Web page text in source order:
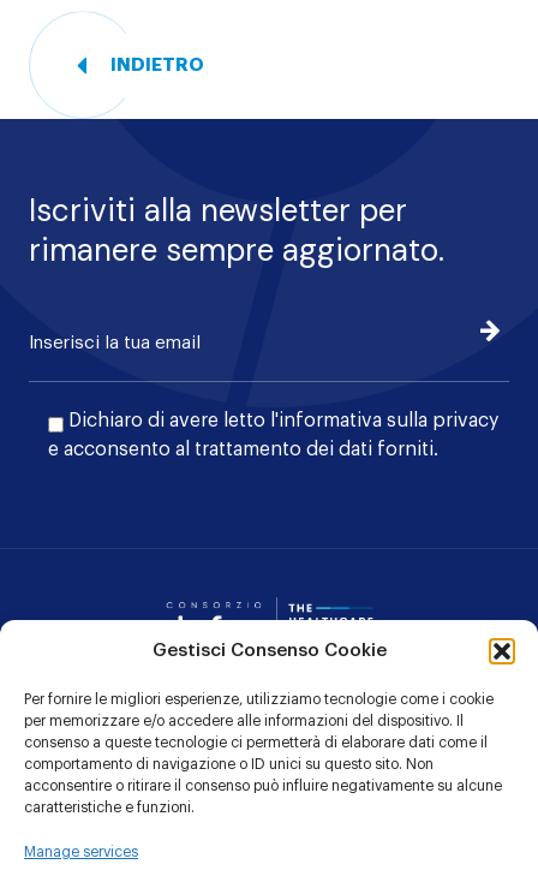
Gestisci Consenso Cookie
Per fornire le migliori esperienze, utilizziamo tecnologie come i cookie
per memorizzare e/o accedere alle informazioni del dispositivo. Il
consenso a queste tecnologie ci permetterà di elaborare dati come il
comportamento di navigazione o ID unici su questo sito. Non
acconsentire o ritirare il consenso può influire negativamente su alcune
caratteristiche e funzioni.
Manage services
INDIETRO
Iscriviti alla newsletter per
rimanere sempre aggiornato.
Dichiaro di avere letto l'informativa sulla privacy
e acconsento al trattamento dei dati forniti.
Iscrivi
Consorzio
CONTATTI
PRIVACY POLICY
COOKIE POLICY